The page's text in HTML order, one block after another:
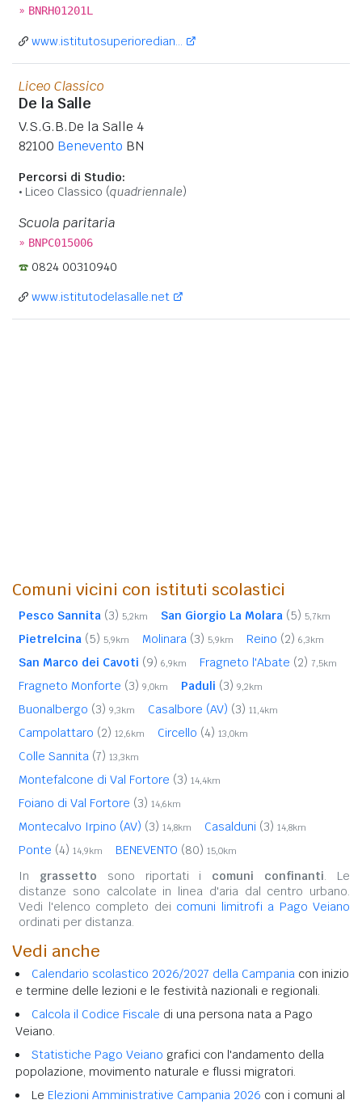
» BNRH01201L
www.istitutosuperioredian...
Liceo Classico
De la Salle
V.S.G.B.De la Salle 4
82100 Benevento BN
Percorsi di Studio:
Liceo Classico (quadriennale)
Scuola paritaria
» BNPC015006
0824 00310940
www.istitutodelasalle.net
Comuni vicini con istituti scolastici
Pesco Sannita (3) 5,2km San Giorgio La Molara (5) 5,7km
Pietrelcina (5) 5,9km Molinara (3) 5,9km Reino (2) 6,3km
San Marco dei Cavoti (9) 6,9km Fragneto l'Abate (2) 7,5km
Fragneto Monforte (3) 9,0km Paduli (3) 9,2km
Buonalbergo (3) 9,3km Casalbore (AV) (3) 11,4km
Campolattaro (2) 12,6km Circello (4) 13,0km
Colle Sannita (7) 13,3km
Montefalcone di Val Fortore (3) 14,4km
Foiano di Val Fortore (3) 14,6km
Montecalvo Irpino (AV) (3) 14,8km Casalduni (3) 14,8km
Ponte (4) 14,9km BENEVENTO (80) 15,0km
In grassetto sono riportati i comuni confinanti. Le
distanze sono calcolate in linea d'aria dal centro urbano.
Vedi l'elenco completo dei comuni limitrofi a Pago Veiano
ordinati per distanza.
Vedi anche
Calendario scolastico 2026/2027 della Campania con inizio
e termine delle lezioni e le festività nazionali e regionali.
Calcola il Codice Fiscale di una persona nata a Pago
Veiano.
Statistiche Pago Veiano grafici con l'andamento della
popolazione, movimento naturale e flussi migratori.
Le Elezioni Amministrative Campania 2026 con i comuni al